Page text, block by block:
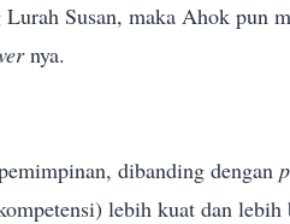
Lurah Susan, maka Ahok pun
nya.
dibanding dengan
lebih kuat dan lebih